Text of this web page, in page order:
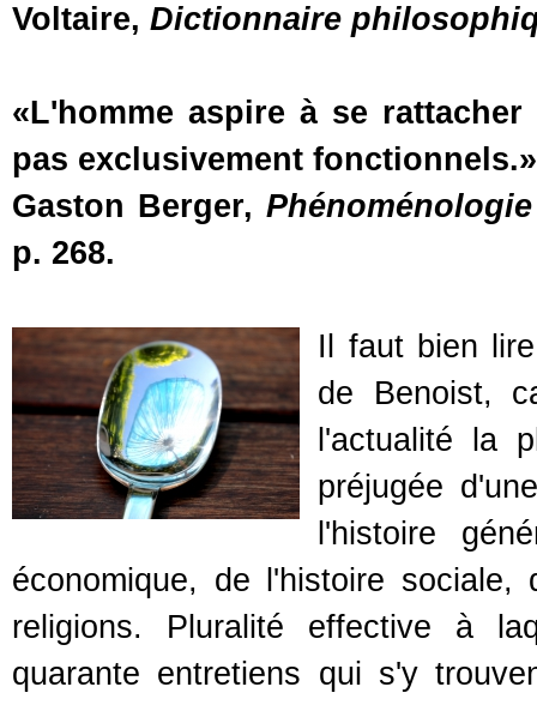
Voltaire, Dictionnaire
«L'homme aspire à se
pas exclusivement fonctionnels.»
Gaston Berger,
p. 268.
Il faut bien
de Benoist,
l'actualité la
préjugée
l'histoire
économique, de l'histoire
religions. Pluralité effective à
quarante entretiens qui s'y